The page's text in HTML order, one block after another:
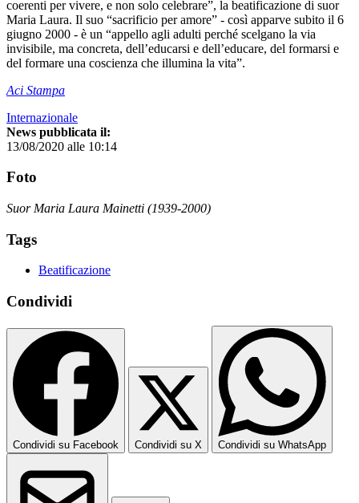
coerenti per vivere, e non solo celebrare”, la beatificazione di suor
Maria Laura. Il suo “sacrificio per amore” - così apparve subito il 6
giugno 2000 - è un “appello agli adulti perché scelgano la via
invisibile, ma concreta, dell’educarsi e dell’educare, del formarsi e
del formare una coscienza che illumina la vita”.
Aci Stampa
Internazionale
News pubblicata il:
13/08/2020 alle 10:14
Foto
Suor Maria Laura Mainetti (1939-2000)
Tags
Beatificazione
Condividi
Condividi su Facebook Condividi su X Condividi su WhatsApp